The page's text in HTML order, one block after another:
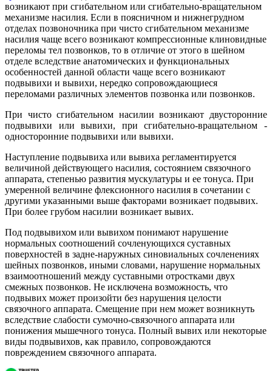
возникают при сгибательном или сгибательно-вращательном
механизме насилия. Если в поясничном и нижнегрудном
отделах позвоночника при чисто сгибательном механизме
насилия чаще всего возникают компрессионные клиновидные
переломы тел позвонков, то в отличие от этого в шейном
отделе вследствие анатомических и функциональных
особенностей данной области чаще всего возникают
подвывихи и вывихи, нередко сопровождающиеся
переломами различных элементов позвонка или позвонков.
При чисто сгибательном насилии возникают двусторонние
подвывихи или вывихи, при сгибательно-вращательном -
односторонние подвывихи или вывихи.
Наступление подвывиха или вывиха регламентируется
величиной действующего насилия, состоянием связочного
аппарата, степенью развития мускулатуры и ее тонуса. При
умеренной величине флексионного насилия в сочетании с
другими указанными выше факторами возникает подвывих.
При более грубом насилии возникает вывих.
Под подвывихом или вывихом понимают нарушение
нормальных соотношений сочленующихся суставных
поверхностей в задне-наружных синовиальных сочленениях
шейных позвонков, иными словами, нарушение нормальных
взаимоотношений между суставными отростками двух
смежных позвонков. Не исключена возможность, что
подвывих может произойти без нарушения целости
связочного аппарата. Смещение при нем может возникнуть
вследствие слабости сумочно-связочного аппарата или
понижения мышечного тонуса. Полный вывих или некоторые
виды подвывихов, как правило, сопровождаются
повреждением связочного аппарата.